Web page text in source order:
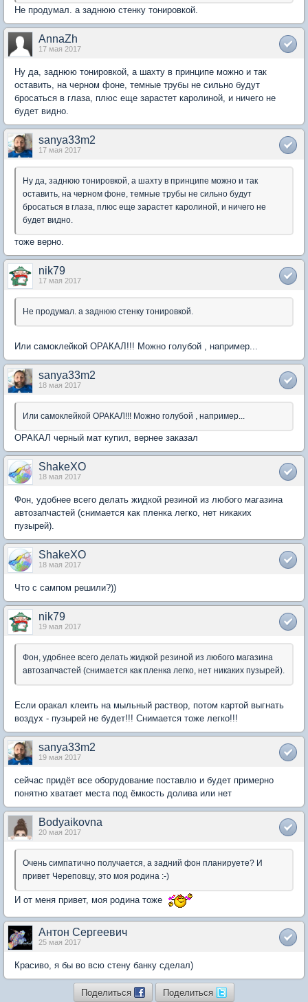
Не продумал. а заднюю стенку тонировкой.
AnnaZh
17 мая 2017
Ну да, заднюю тонировкой, а шахту в принципе можно и так
оставить, на черном фоне, темные трубы не сильно будут
бросаться в глаза, плюс еще зарастет каролиной, и ничего не
будет видно.
sanya33m2
17 мая 2017
Ну да, заднюю тонировкой, а шахту в принципе можно и так
оставить, на черном фоне, темные трубы не сильно будут
бросаться в глаза, плюс еще зарастет каролиной, и ничего не
будет видно.
тоже верно.
nik79
17 мая 2017
Не продумал. а заднюю стенку тонировкой.
Или самоклейкой ОРАКАЛ!!! Можно голубой , например...
sanya33m2
18 мая 2017
Или самоклейкой ОРАКАЛ!!! Можно голубой , например...
ОРАКАЛ черный мат купил, вернее заказал
ShakeXO
18 мая 2017
Фон, удобнее всего делать жидкой резиной из любого магазина
автозапчастей (снимается как пленка легко, нет никаких
пузырей).
ShakeXO
18 мая 2017
Что с сампом решили?))
nik79
19 мая 2017
Фон, удобнее всего делать жидкой резиной из любого магазина
автозапчастей (снимается как пленка легко, нет никаких пузырей).
Если оракал клеить на мыльный раствор, потом картой выгнать
воздух - пузырей не будет!!! Снимается тоже легко!!!
sanya33m2
19 мая 2017
сейчас придёт все оборудование поставлю и будет примерно
понятно хватает места под ёмкость долива или нет
Bodyaikovna
20 мая 2017
Очень симпатично получается, а задний фон планируете? И
привет Череповцу, это моя родина :-)
И от меня привет, моя родина тоже
Антон Сергеевич
25 мая 2017
Красиво, я бы во всю стену банку сделал)
Поделиться Поделиться